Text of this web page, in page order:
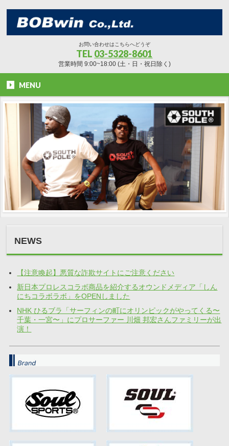
お問い合わせはこちらへどうぞ
TEL 03-5328-8601
営業時間 9:00~18:00 (土・日・祝日除く)
MENU
NEWS
【注意喚起】悪質な詐欺サイトにご注意ください
新日本プロレスコラボ商品を紹介するオウンドメディア「しん
にちコラボラボ」をOPENしました
NHK ひるブラ「サーフィンの町にオリンピックがやってくる〜
千葉・一宮〜」にプロサーファー 川畑 邦宏さんファミリーが出
演！